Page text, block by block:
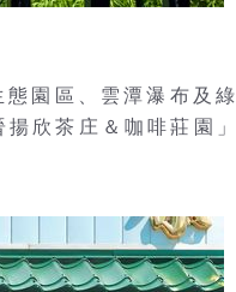
園區、雲潭瀑布及綠
欣茶庄＆咖啡莊園」